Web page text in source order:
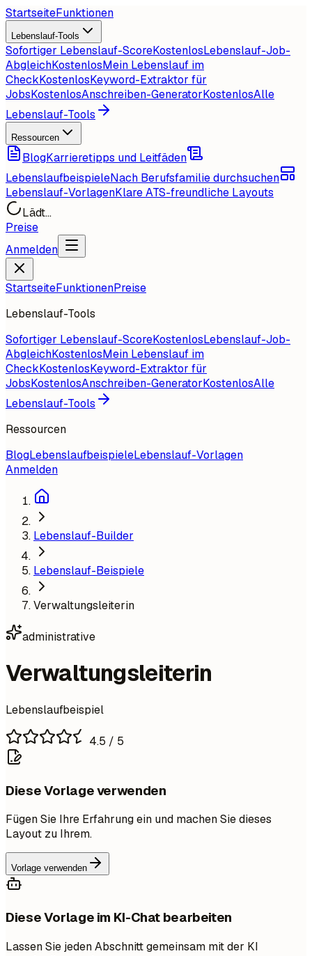
StartseiteFunktionen
Lebenslauf-Tools
Sofortiger Lebenslauf-ScoreKostenlosLebenslauf-Job-
AbgleichKostenlosMein Lebenslauf im
CheckKostenlosKeyword-Extraktor für
JobsKostenlosAnschreiben-GeneratorKostenlosAlle
Lebenslauf-Tools
Ressourcen
BlogKarrieretipps und Leitfäden
LebenslaufbeispieleNach Berufsfamilie durchsuchen
Lebenslauf-VorlagenKlare ATS-freundliche Layouts
Lädt...
Preise
Anmelden
StartseiteFunktionenPreise
Lebenslauf-Tools
Sofortiger Lebenslauf-ScoreKostenlosLebenslauf-Job-
AbgleichKostenlosMein Lebenslauf im
CheckKostenlosKeyword-Extraktor für
JobsKostenlosAnschreiben-GeneratorKostenlosAlle
Lebenslauf-Tools
Ressourcen
BlogLebenslaufbeispieleLebenslauf-Vorlagen
Anmelden
Lebenslauf-Builder
Lebenslauf-Beispiele
Verwaltungsleiterin
administrative
Verwaltungsleiterin
Lebenslaufbeispiel
4.5 / 5
Diese Vorlage verwenden
Fügen Sie Ihre Erfahrung ein und machen Sie dieses
Layout zu Ihrem.
Vorlage verwenden
Diese Vorlage im KI-Chat bearbeiten
Lassen Sie jeden Abschnitt gemeinsam mit der KI